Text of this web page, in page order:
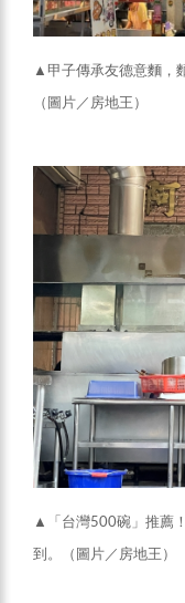
▲甲子傳承友德意麵，
（圖片／房地王）
▲「台灣500碗」推薦
到。（圖片／房地王）